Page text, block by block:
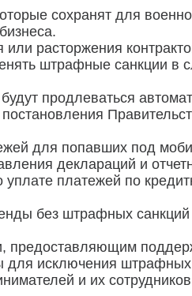
сохранят для
расторжения
штрафные санкции в
продлеваться
для попавших под
деклараций и
уплате платежей по
без штрафных
предоставляющим
для исключения штрафных
и их